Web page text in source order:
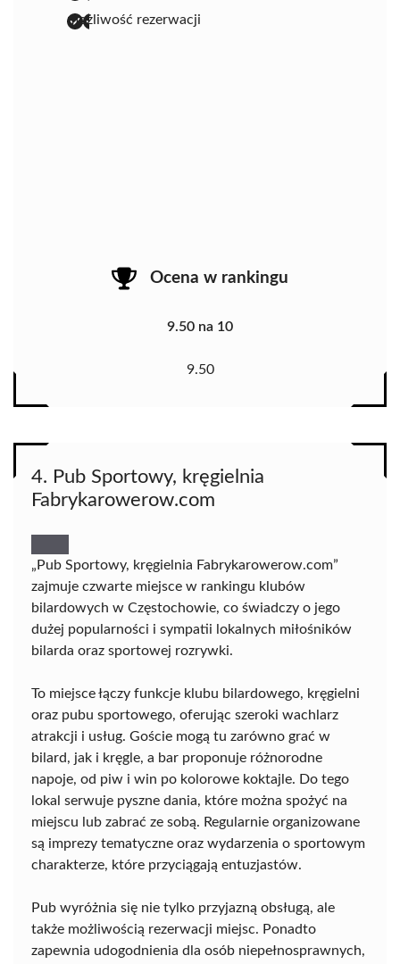
możliwość rezerwacji
Ocena w rankingu
9.50 na 10
9.50
4. Pub Sportowy, kręgielnia
Fabrykarowerow.com
„Pub Sportowy, kręgielnia Fabrykarowerow.com”
zajmuje czwarte miejsce w rankingu klubów
bilardowych w Częstochowie, co świadczy o jego
dużej popularności i sympatii lokalnych miłośników
bilarda oraz sportowej rozrywki.
To miejsce łączy funkcje klubu bilardowego, kręgielni
oraz pubu sportowego, oferując szeroki wachlarz
atrakcji i usług. Goście mogą tu zarówno grać w
bilard, jak i kręgle, a bar proponuje różnorodne
napoje, od piw i win po kolorowe koktajle. Do tego
lokal serwuje pyszne dania, które można spożyć na
miejscu lub zabrać ze sobą. Regularnie organizowane
są imprezy tematyczne oraz wydarzenia o sportowym
charakterze, które przyciągają entuzjastów.
Pub wyróżnia się nie tylko przyjazną obsługą, ale
także możliwością rezerwacji miejsc. Ponadto
zapewnia udogodnienia dla osób niepełnosprawnych,